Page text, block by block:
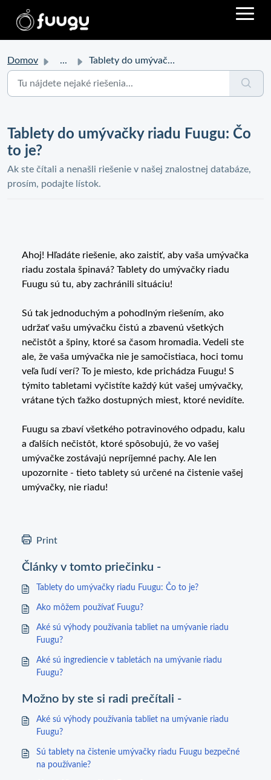
Domov ... Tablety do umývačky riadu Fuugu: Čo to je?
Tablety do umývačky riadu Fuugu: Čo
to je?
Ak ste čítali a nenašli riešenie v našej znalostnej databáze,
prosím, podajte lístok.
Ahoj! Hľadáte riešenie, ako zaistiť, aby vaša umývačka
riadu zostala špinavá? Tablety do umývačky riadu
Fuugu sú tu, aby zachránili situáciu!
Sú tak jednoduchým a pohodlným riešením, ako
udržať vašu umývačku čistú a zbavenú všetkých
nečistôt a špiny, ktoré sa časom hromadia. Vedeli ste
ale, že vaša umývačka nie je samočistiaca, hoci tomu
veľa ľudí verí? To je miesto, kde prichádza Fuugu! S
týmito tabletami vyčistíte každý kút vašej umývačky,
vrátane tých ťažko dostupných miest, ktoré nevidíte.
Fuugu sa zbaví všetkého potravinového odpadu, kalu
a ďalších nečistôt, ktoré spôsobujú, že vo vašej
umývačke zostávajú nepríjemné pachy. Ale len
upozornite - tieto tablety sú určené na čistenie vašej
umývačky, nie riadu!
Print
Články v tomto priečinku -
Tablety do umývačky riadu Fuugu: Čo to je?
Ako môžem používať Fuugu?
Aké sú výhody používania tabliet na umývanie riadu
Fuugu?
Aké sú ingrediencie v tabletách na umývanie riadu
Fuugu?
Možno by ste si radi prečítali -
Aké sú výhody používania tabliet na umývanie riadu
Fuugu?
Sú tablety na čistenie umývačky riadu Fuugu bezpečné
na používanie?